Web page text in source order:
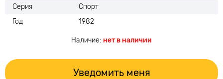
Серия
Спорт
Год
1982
Наличие: нет в наличии
Уведомить меня